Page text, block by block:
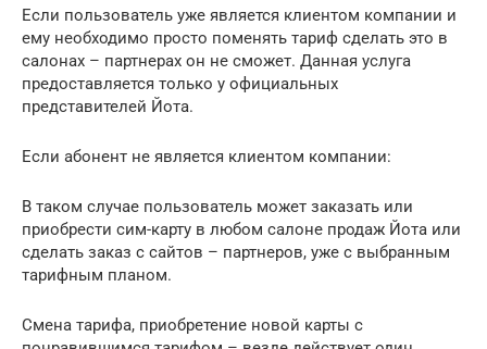
Если пользователь уже является клиентом компании и
ему необходимо просто поменять тариф сделать это в
салонах – партнерах он не сможет. Данная услуга
предоставляется только у официальных
представителей Йота.
Если абонент не является клиентом компании:
В таком случае пользователь может заказать или
приобрести сим-карту в любом салоне продаж Йота или
сделать заказ с сайтов – партнеров, уже с выбранным
тарифным планом.
Смена тарифа, приобретение новой карты с